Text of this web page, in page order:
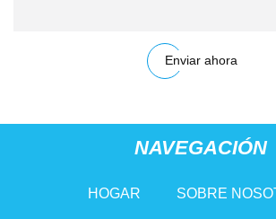
Enviar ahora
NAVEGACIÓN
HOGAR SOBRE